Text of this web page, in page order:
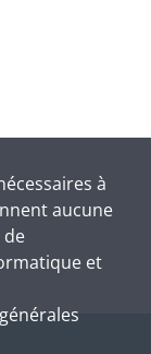
à
aucune
de
et